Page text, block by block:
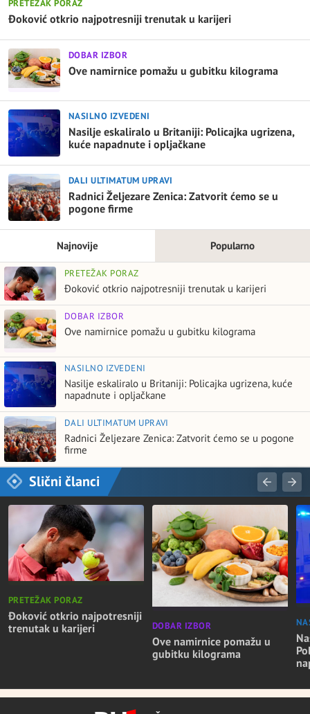
PRETEŽAK PORAZ
Đoković otkrio najpotresniji trenutak u karijeri
DOBAR IZBOR
Ove namirnice pomažu u gubitku kilograma
NASILNO IZVEDENI
Nasilje eskaliralo u Britaniji: Policajka ugrizena,
kuće napadnute i opljačkane
DALI ULTIMATUM UPRAVI
Radnici Željezare Zenica: Zatvorit ćemo se u
pogone firme
Najnovije Popularno
PRETEŽAK PORAZ
Đoković otkrio najpotresniji trenutak u karijeri
DOBAR IZBOR
Ove namirnice pomažu u gubitku kilograma
NASILNO IZVEDENI
Nasilje eskaliralo u Britaniji: Policajka ugrizena, kuće
napadnute i opljačkane
DALI ULTIMATUM UPRAVI
Radnici Željezare Zenica: Zatvorit ćemo se u pogone
firme
Slični članci
PRETEŽAK PORAZ
Đoković otkrio najpotresniji
trenutak u karijeri
DOBAR IZBOR
Ove namirnice pomažu u
gubitku kilograma